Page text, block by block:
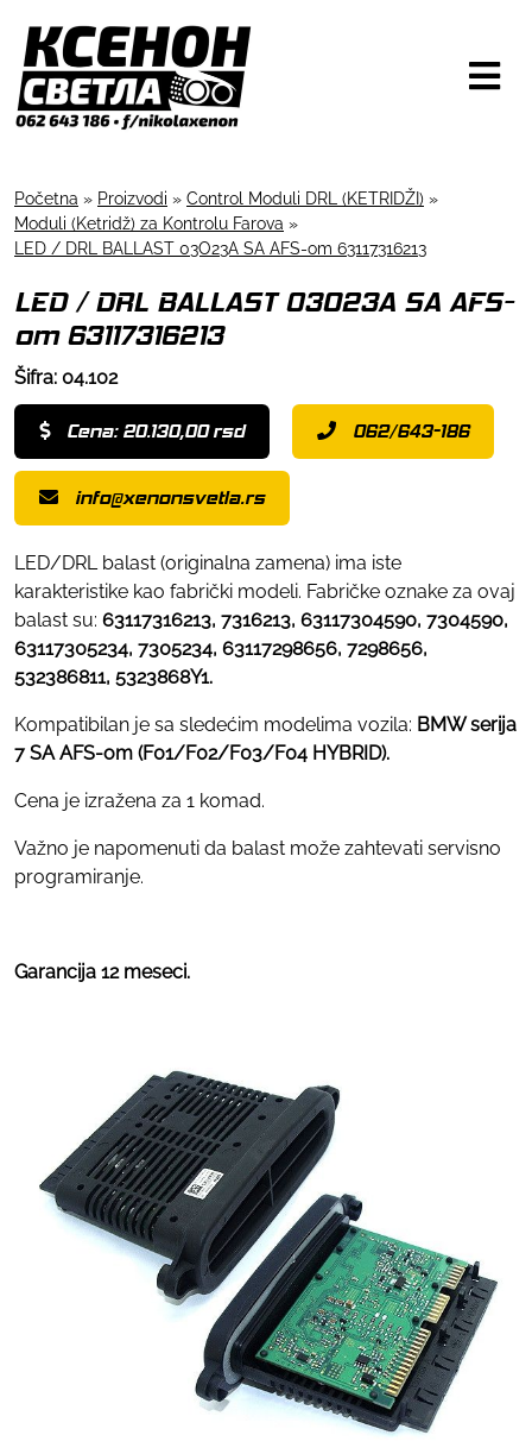
Početna » Proizvodi » Control Moduli DRL (KETRIDŽI) »
Moduli (Ketridž) za Kontrolu Farova »
LED / DRL BALLAST 03O23A SA AFS-om 63117316213
LED / DRL BALLAST 03O23A SA AFS-
om 63117316213
Šifra: 04.102
Cena: 20.130,00 rsd 062/643-186
info@xenonsvetla.rs
LED/DRL balast (originalna zamena) ima iste
karakteristike kao fabrički modeli. Fabričke oznake za ovaj
balast su: 63117316213, 7316213, 63117304590, 7304590,
63117305234, 7305234, 63117298656, 7298656,
532386811, 5323868Y1.
Kompatibilan je sa sledećim modelima vozila: BMW serija
7 SA AFS-om (F01/F02/F03/F04 HYBRID).
Cena je izražena za 1 komad.
Važno je napomenuti da balast može zahtevati servisno
programiranje.
Garancija 12 meseci.